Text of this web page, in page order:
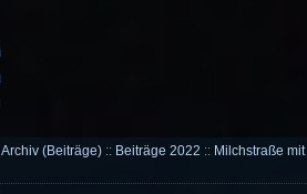
Archiv (Beiträge) :: Beiträge 2022 :: Milchstraße